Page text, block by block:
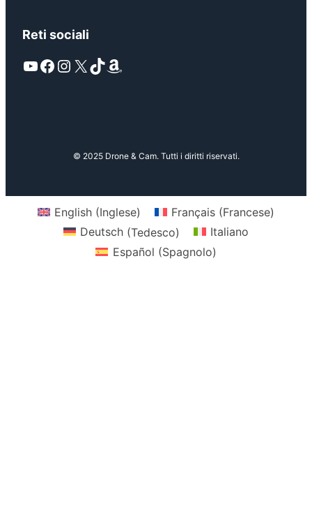
Reti sociali
YouTube Facebook Instagram X TikTok Amazon
© 2025 Drone & Cam. Tutti i diritti riservati.
English (Inglese) Français (Francese)
Deutsch (Tedesco)
Italiano
Español (Spagnolo)